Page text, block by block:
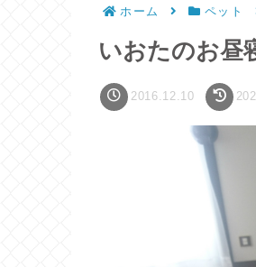
ホーム ペット
いおたのお昼
2016.12.10